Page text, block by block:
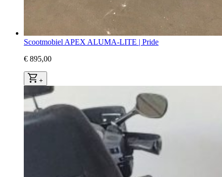
Scootmobiel APEX ALUMA-LITE | Pride
€ 895,00
+